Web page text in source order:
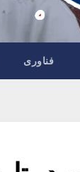
فناوری